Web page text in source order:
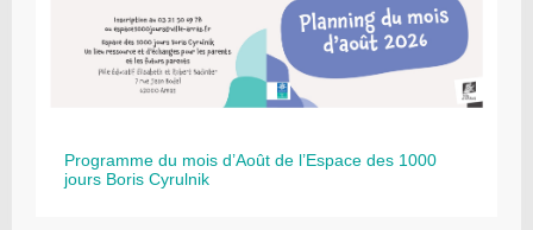
Programme du mois d’Août de l’Espace des 1000
jours Boris Cyrulnik